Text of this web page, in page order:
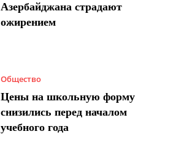
Азербайджана страдают
ожирением
Общество
Цены на школьную форму
снизились перед началом
учебного года